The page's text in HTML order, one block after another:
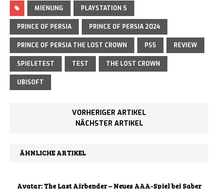
MIENUNG PLAYSTATION 5
PRINCE OF PERSIA PRINCE OF PERSIA 2024
PRINCE OF PERSIA THE LOST CROWN PS5 REVIEW
SPIELETEST TEST THE LOST CROWN
UBISOFT
VORHERIGER ARTIKEL
NÄCHSTER ARTIKEL
ÄHNLICHE ARTIKEL
Avatar: The Last Airbender – Neues AAA-Spiel bei Saber